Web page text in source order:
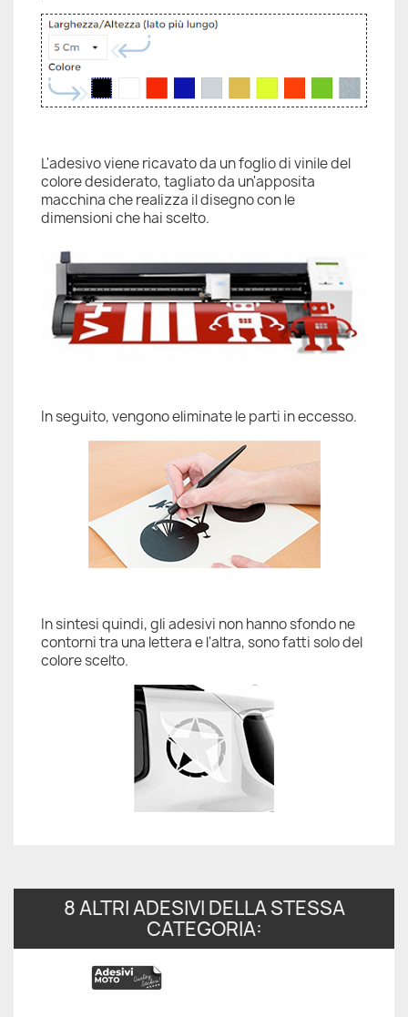
L'adesivo viene ricavato da un foglio di vinile del
colore desiderato, tagliato da un'apposita
macchina che realizza il disegno con le
dimensioni che hai scelto.
In seguito, vengono eliminate le parti in eccesso.
In sintesi quindi, gli adesivi non hanno sfondo ne
contorni tra una lettera e l'altra, sono fatti solo del
colore scelto.
8 ALTRI ADESIVI DELLA STESSA
CATEGORIA: